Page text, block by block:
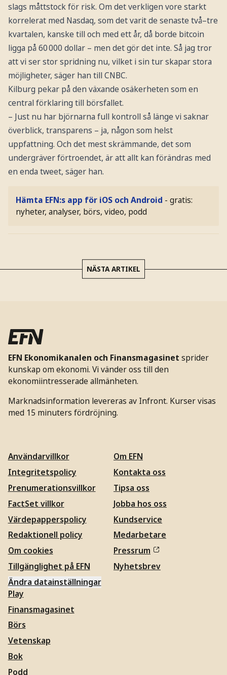
slags måttstock för risk. Om det verkligen vore starkt
korrelerat med Nasdaq, som det varit de senaste två–tre
kvartalen, kanske till och med ett år, då borde bitcoin
ligga på 60 000 dollar – men det gör det inte. Så jag tror
att vi ser stor spridning nu, vilket i sin tur skapar stora
möjligheter, säger han till CNBC.
Kilburg pekar på den växande osäkerheten som en
central förklaring till börsfallet.
– Just nu har björnarna full kontroll så länge vi saknar
överblick, transparens – ja, någon som helst
uppfattning. Och det mest skrämmande, det som
undergräver förtroendet, är att allt kan förändras med
en enda tweet, säger han.
Hämta EFN:s app för iOS och Android - gratis:
nyheter, analyser, börs, video, podd
NÄSTA ARTIKEL
EFN Ekonomikanalen och Finansmagasinet sprider
kunskap om ekonomi. Vi vänder oss till den
ekonomiintresserade allmänheten.
Marknadsinformation levereras av Infront. Kurser visas
med 15 minuters fördröjning.
Användarvillkor
Integritetspolicy
Prenumerationsvillkor
FactSet villkor
Värdepapperspolicy
Redaktionell policy
Om cookies
Tillgänglighet på EFN
Ändra datainställningar
Om EFN
Kontakta oss
Tipsa oss
Jobba hos oss
Kundservice
Medarbetare
Pressrum
Nyhetsbrev
Play
Finansmagasinet
Börs
Vetenskap
Bok
Podd